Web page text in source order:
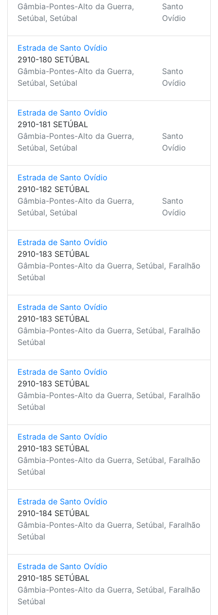
Gâmbia-Pontes-Alto da Guerra,
Setúbal, Setúbal
Santo
Ovídio
Estrada de Santo Ovídio
2910-180 SETÚBAL
Gâmbia-Pontes-Alto da Guerra,
Setúbal, Setúbal
Santo
Ovídio
Estrada de Santo Ovídio
2910-181 SETÚBAL
Gâmbia-Pontes-Alto da Guerra,
Setúbal, Setúbal
Santo
Ovídio
Estrada de Santo Ovídio
2910-182 SETÚBAL
Gâmbia-Pontes-Alto da Guerra,
Setúbal, Setúbal
Santo
Ovídio
Estrada de Santo Ovídio
2910-183 SETÚBAL
Gâmbia-Pontes-Alto da Guerra, Setúbal,
Setúbal
Faralhão
Estrada de Santo Ovídio
2910-183 SETÚBAL
Gâmbia-Pontes-Alto da Guerra, Setúbal,
Setúbal
Faralhão
Estrada de Santo Ovídio
2910-183 SETÚBAL
Gâmbia-Pontes-Alto da Guerra, Setúbal,
Setúbal
Faralhão
Estrada de Santo Ovídio
2910-183 SETÚBAL
Gâmbia-Pontes-Alto da Guerra, Setúbal,
Setúbal
Faralhão
Estrada de Santo Ovídio
2910-184 SETÚBAL
Gâmbia-Pontes-Alto da Guerra, Setúbal,
Setúbal
Faralhão
Estrada de Santo Ovídio
2910-185 SETÚBAL
Gâmbia-Pontes-Alto da Guerra, Setúbal,
Setúbal
Faralhão